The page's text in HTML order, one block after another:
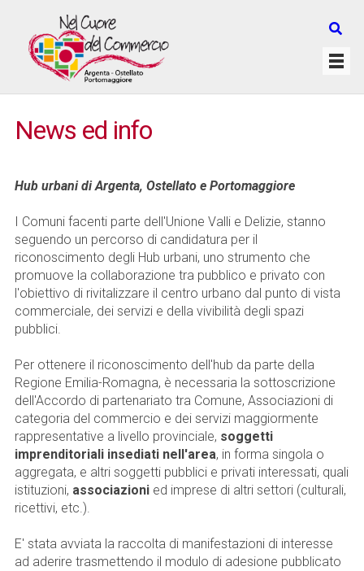
News ed info
Hub urbani di Argenta, Ostellato e Portomaggiore
I Comuni facenti parte dell'Unione Valli e Delizie, stanno
seguendo un percorso di candidatura per il
riconoscimento degli Hub urbani, uno strumento che
promuove la collaborazione tra pubblico e privato con
l'obiettivo di rivitalizzare il centro urbano dal punto di vista
commerciale, dei servizi e della vivibilità degli spazi
pubblici.
Per ottenere il riconoscimento dell'hub da parte della
Regione Emilia-Romagna, è necessaria la sottoscrizione
dell'Accordo di partenariato tra Comune, Associazioni di
categoria del commercio e dei servizi maggiormente
rappresentative a livello provinciale, soggetti
imprenditoriali insediati nell'area, in forma singola o
aggregata, e altri soggetti pubblici e privati interessati, quali
istituzioni, associazionied imprese di altri settori (culturali,
ricettivi, etc.).
E' stata avviata la raccolta di manifestazioni di interesse
ad aderire trasmettendo il modulo di adesione pubblicato